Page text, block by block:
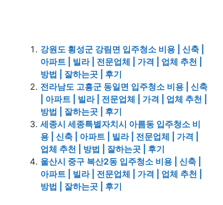
강원도 횡성군 강림면 입주청소 비용 | 신축 |
아파트 | 빌라 | 전문업체 | 가격 | 업체 추천 |
방법 | 잘하는곳 | 후기
전라남도 고흥군 동일면 입주청소 비용 | 신축
| 아파트 | 빌라 | 전문업체 | 가격 | 업체 추천 |
방법 | 잘하는곳 | 후기
세종시 세종특별자치시 아름동 입주청소 비
용 | 신축 | 아파트 | 빌라 | 전문업체 | 가격 |
업체 추천 | 방법 | 잘하는곳 | 후기
울산시 중구 복산2동 입주청소 비용 | 신축 |
아파트 | 빌라 | 전문업체 | 가격 | 업체 추천 |
방법 | 잘하는곳 | 후기